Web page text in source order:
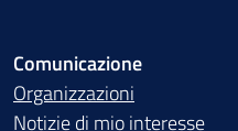
Comunicazione
Organizzazioni
Notizie di mio interesse